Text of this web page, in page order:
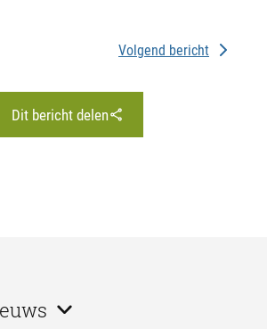
Volgend bericht
Dit bericht delen